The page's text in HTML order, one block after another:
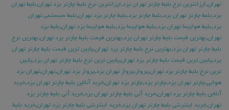
تهران,ارزانترین نرخ بلیط چارتر تهران یزد,ارزانترین نرخ بلیط چارتر یزد تهران,بلیط تهران
یزد,بلیط چارتر تهران یزد,بلیط چارتر یزد,بلیط چارتر یزد تهران,بلیط سیستمی تهران
یزد,بلیط هواپیما تهران یزد,بلیط هواپیما یزد,بلیط هواپیما یزد تهران,بلیط یزد
تهران,بهترین قیمت بلیط چارتر تهران یزد,بهترین قیمت بلیط چارتر یزد تهران,بهترین نرخ
بلیط چارتر تهران یزد,بهترین نرخ بلیط چارتر یزد تهران,پایین ترین قیمت بلیط چارتر تهران
یزد,پایین ترین قیمت بلیط چارتر یزد تهران,پایین ترین نرخ بلیط چارتر تهران یزد,پایین
ترین نرخ بلیط چارتر یزد تهران,پرواز ,پرواز تهران یزد,پرواز یزد تهران,تهران,تهران یزد
هوایی,چارتر تهران یزد,چارتر یزد,چارتر یزد تهران,خرید آنلاین بلیط چارتر تهران یزد,خرید
آنلاین بلیط چارتر یزد تهران,خرید آنی بلیط چارتر تهران یزد,خرید آنی بلیط چارتر یزد
تهران,خرید اینترنتی بلیط چارتر تهران یزد,خرید اینترنتی بلیط چارتر یزد تهران,خرید بلیط